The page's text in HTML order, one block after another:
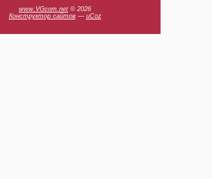
www.VGcom.net © 2026
Конструктор сайтов— uCoz